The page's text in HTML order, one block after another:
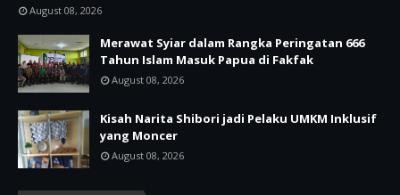
August 08, 2026
Merawat Syiar dalam Rangka Peringatan 666
Tahun Islam Masuk Papua di Fakfak
August 08, 2026
Kisah Narita Shibori jadi Pelaku UMKM Inklusif
yang Moncer
August 08, 2026